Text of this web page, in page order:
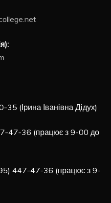
(Ірина Іванівна Дідух)
47-36 (працює з 9-00 до
447-47-36 (працює з 9-